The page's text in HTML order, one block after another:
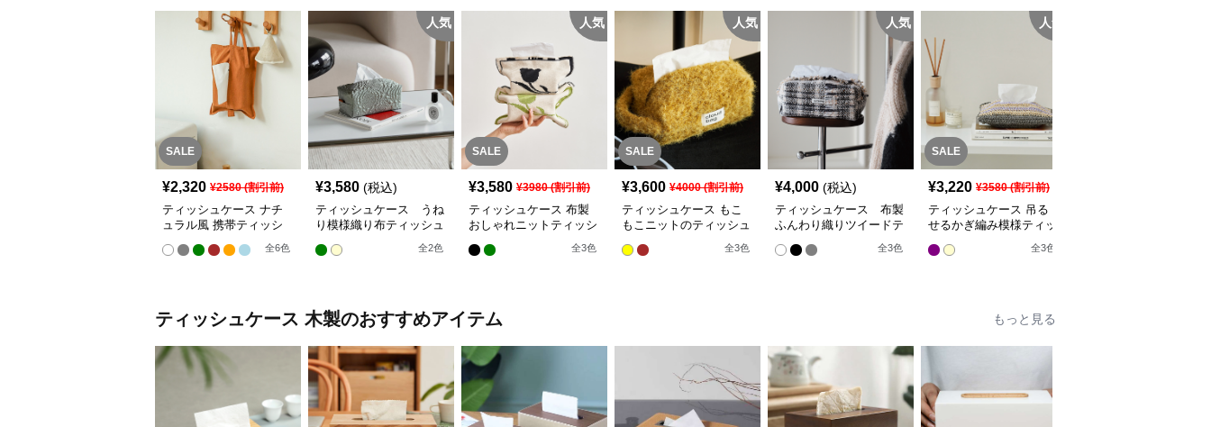
SALE
¥2,320 ¥2580(割引前)
ティッシュケース ナチ
ュラル風 携帯ティッシ
全6色
人気
¥3,580 (税込)
ティッシュケース うね
り模様織り布ティッシュ
全2色
SALE
人気
¥3,580 ¥3980(割引前)
ティッシュケース 布製
おしゃれニットティッシ
全3色
SALE
人気
¥3,600 ¥4000(割引前)
ティッシュケース もこ
もこニットのティッシュ
全3色
人気
¥4,000 (税込)
ティッシュケース 布製
ふんわり織りツイードテ
全3色
SALE
人気
¥3,220 ¥3580(割引前)
ティッシュケース 吊る
せるかぎ編み模様ティッ
全3色
ティッシュケース 木製のおすすめアイテム もっと見る